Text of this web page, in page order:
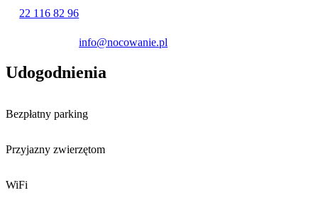
22 116 82 96
info@nocowanie.pl
Udogodnienia
Bezpłatny parking
Przyjazny zwierzętom
WiFi